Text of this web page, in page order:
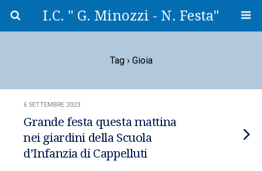
I.C. " G. Minozzi - N. Festa"
Tag › Gioia
6 SETTEMBRE 2023
Grande festa questa mattina
nei giardini della Scuola
d’Infanzia di Cappelluti